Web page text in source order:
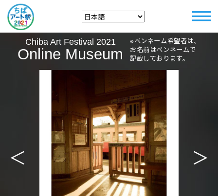
Chiba Art Festival 2021
Online Museum
※ペンネーム希望者は、
お名前はペンネームで
記載しております。
＜ ＞